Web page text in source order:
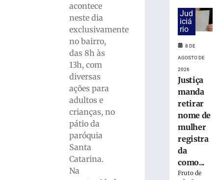
acontece
neste dia
exclusivamente
no bairro,
das 8h às
13h, com
diversas
ações para
adultos e
crianças, no
pátio da
paróquia
Santa
Catarina.
Na
AmpeBr
projeta
expectativas
positivas
rodada
Jud
iciá
rio
8 DE
AGOSTO DE
2026
Justiça
manda
retirar
nome de
mulher
registra
da
como...
Fruto de